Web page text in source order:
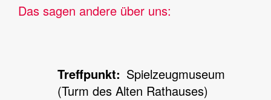
Das sagen andere über uns:
Treffpunkt
Spielzeugmuseum
(Turm des Alten Rathauses)